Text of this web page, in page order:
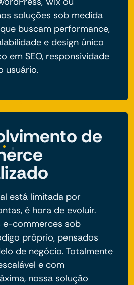
soluções sob medida
buscam performance,
e design único
em SEO, responsividade
usuário.
de
está limitada por
é hora de evoluir.
e-commerces sob
próprio, pensados
de negócio. Totalmente
e com
nossa solução